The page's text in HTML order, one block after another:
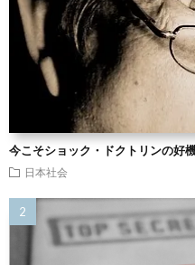
今こそショック・ドクトリンの好
日本社会